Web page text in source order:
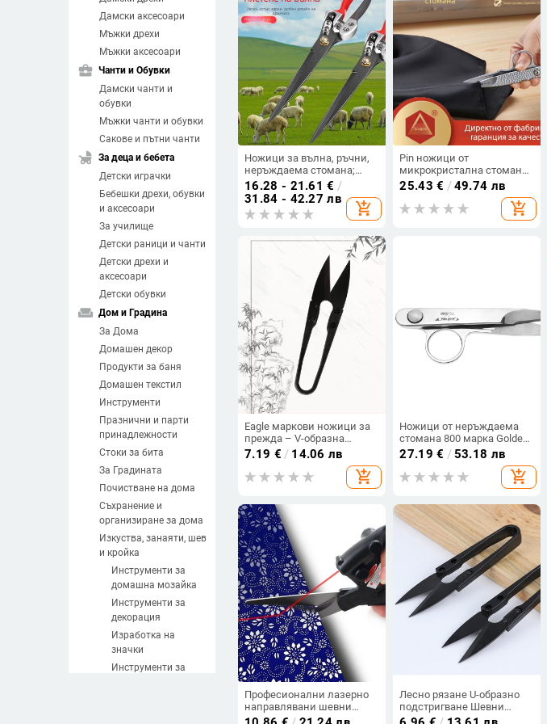
Дамски аксесоари
Мъжки дрехи
Мъжки аксесоари
business_center Чанти и Обувки
Дамски чанти и
обувки
Мъжки чанти и обувки
Сакове и пътни чанти
child_friendly За деца и бебета
Детски играчки
Бебешки дрехи, обувки
и аксесоари
За училище
Детски раници и чанти
Детски дрехи и
аксесоари
Детски обувки
weekend Дом и Градина
За Дома
Домашен декор
Продукти за баня
Домашен текстил
Инструменти
Празнични и парти
принадлежности
Стоки за бита
За Градината
Почистване на дома
Съхранение и
организиране за дома
Изкуства, занаяти, шев
и кройка
Инструменти за
домашна мoзайка
Инструменти за
декорация
Изработка на
значки
Инструменти за
Ножици за вълна, ръчни,
неръждаема стомана;
марка Wallison; модел
Professional wool shears;
серия Wool shears
16.28 - 21.61 € /
31.84 - 42.27 лв
add_shopping_cart
Pin ножици от
микрокристална стомана
за конец, U‑образни
върхове, остри малки
домашни ножици,
професионални ножици
25.43 € /49.74 лв
add_shopping_cart
Eagle маркови ножици за
прежда – V-образна
форма, високовъглеродна
стомана, дръжка от TPR,
фина полировка
7.19 € / 14.06 лв
add_shopping_cart
Ножици от неръждаема
стомана 800 марка Golden
Eagle
27.19 € /53.18 лв
add_shopping_cart
Професионални лазерно
направлявани шевни
ножици Направи си сам
Лесно рязане U-образно
подстригване Шевни
ножици Щипки